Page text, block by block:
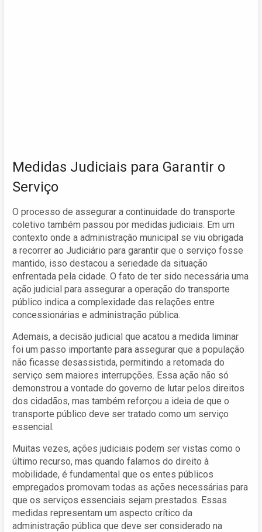
Medidas Judiciais para Garantir o
Serviço
O processo de assegurar a continuidade do transporte
coletivo também passou por medidas judiciais. Em um
contexto onde a administração municipal se viu obrigada
a recorrer ao Judiciário para garantir que o serviço fosse
mantido, isso destacou a seriedade da situação
enfrentada pela cidade. O fato de ter sido necessária uma
ação judicial para assegurar a operação do transporte
público indica a complexidade das relações entre
concessionárias e administração pública.
Ademais, a decisão judicial que acatou a medida liminar
foi um passo importante para assegurar que a população
não ficasse desassistida, permitindo a retomada do
serviço sem maiores interrupções. Essa ação não só
demonstrou a vontade do governo de lutar pelos direitos
dos cidadãos, mas também reforçou a ideia de que o
transporte público deve ser tratado como um serviço
essencial.
Muitas vezes, ações judiciais podem ser vistas como o
último recurso, mas quando falamos do direito à
mobilidade, é fundamental que os entes públicos
empregados promovam todas as ações necessárias para
que os serviços essenciais sejam prestados. Essas
medidas representam um aspecto crítico da
administração pública que deve ser considerado na